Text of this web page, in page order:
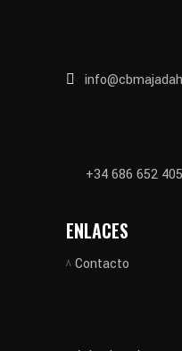
+34 686 652 405
ENLACES
Contacto